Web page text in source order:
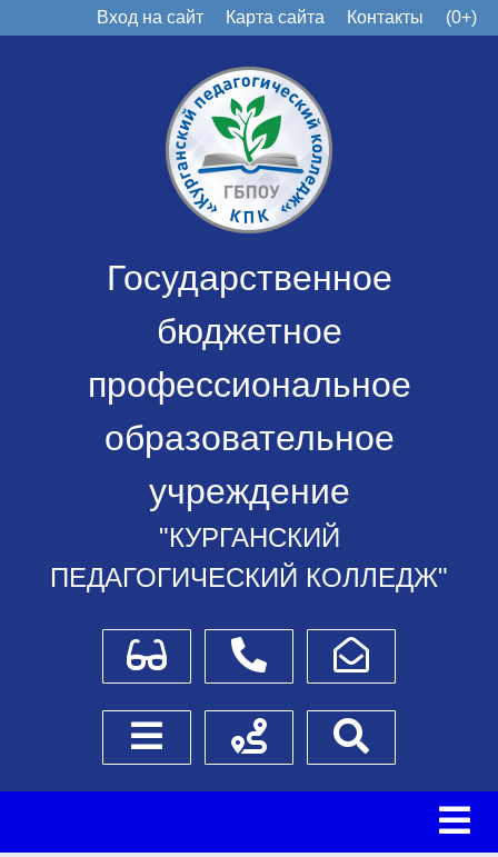
Вход на сайт Карта сайта Контакты (0+)
Государственное
бюджетное
профессиональное
образовательное
учреждение
"КУРГАНСКИЙ
ПЕДАГОГИЧЕСКИЙ КОЛЛЕДЖ"
Для слабовидящихТелефоныНаписать обращение
Боковое менюСхема проезда